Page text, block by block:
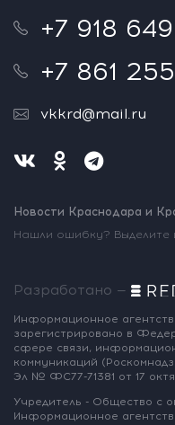
+7 918
+7 861
vkkrd@mail.ru
Новости Краснодара и
Нашли ошибку? Выделите
Разработано —
Информационное
зарегистрировано в
сфере связи,
коммуникаций
Эл № ФС77-71381 от 17
Учредитель - Общество с
Информационное